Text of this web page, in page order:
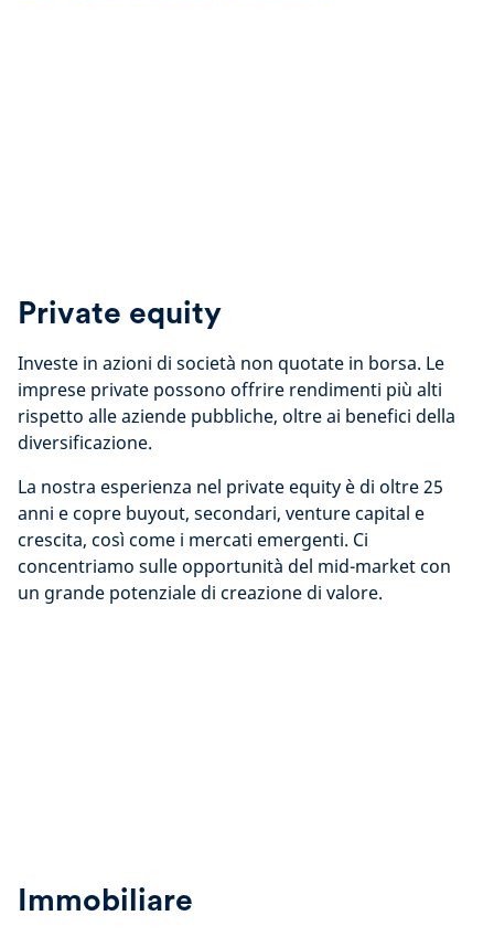
Private equity
Investe in azioni di società non quotate in borsa. Le
imprese private possono offrire rendimenti più alti
rispetto alle aziende pubbliche, oltre ai benefici della
diversificazione.
La nostra esperienza nel private equity è di oltre 25
anni e copre buyout, secondari, venture capital e
crescita, così come i mercati emergenti. Ci
concentriamo sulle opportunità del mid-market con
un grande potenziale di creazione di valore.
Immobiliare